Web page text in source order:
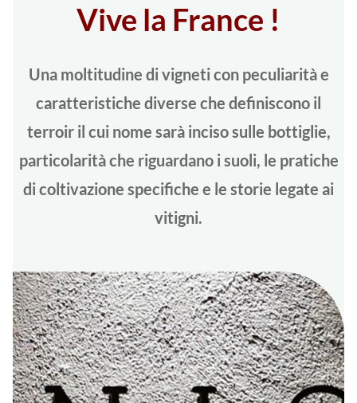
Vive la France !
Una moltitudine di vigneti con peculiarità e
caratteristiche diverse che definiscono il
terroir il cui nome sarà inciso sulle bottiglie,
particolarità che riguardano i suoli, le pratiche
di coltivazione specifiche e le storie legate ai
vitigni.